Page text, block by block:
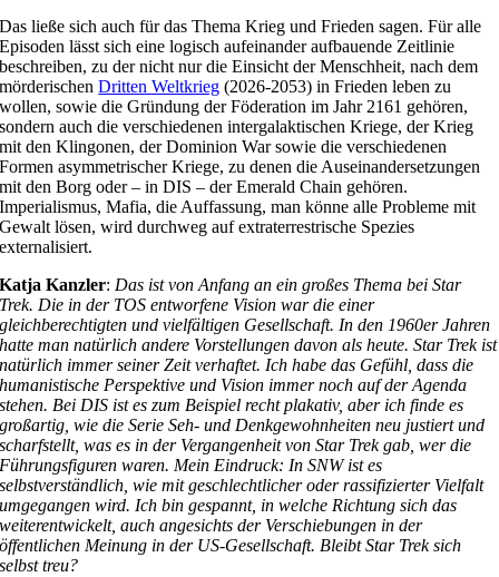
Das ließe sich auch für das Thema Krieg und Frieden sagen. Für alle
Episoden lässt sich eine logisch aufeinander aufbauende Zeitlinie
beschreiben, zu der nicht nur die Einsicht der Menschheit, nach dem
mörderischenDritten Weltkrieg (2026-2053) in Frieden leben zu
wollen, sowie die Gründung der Föderation im Jahr 2161 gehören,
sondern auch die verschiedenen intergalaktischen Kriege, der Krieg
mit den Klingonen, der Dominion War sowie die verschiedenen
Formen asymmetrischer Kriege, zu denen die Auseinandersetzungen
mit den Borg oder – in DIS – der Emerald Chain gehören.
Imperialismus, Mafia, die Auffassung, man könne alle Probleme mit
Gewalt lösen, wird durchweg auf extraterrestrische Spezies
externalisiert.
Katja Kanzler: Das ist von Anfang an ein großes Thema bei Star
Trek. Die in der TOS entworfene Vision war die einer
gleichberechtigten und vielfältigen Gesellschaft. In den 1960er Jahren
hatte man natürlich andere Vorstellungen davon als heute. Star Trek ist
natürlich immer seiner Zeit verhaftet. Ich habe das Gefühl, dass die
humanistische Perspektive und Vision immer noch auf der Agenda
stehen. Bei DIS ist es zum Beispiel recht plakativ, aber ich finde es
großartig, wie die Serie Seh- und Denkgewohnheiten neu justiert und
scharfstellt, was es in der Vergangenheit von Star Trek gab, wer die
Führungsfiguren waren. Mein Eindruck: In SNW ist es
selbstverständlich, wie mit geschlechtlicher oder rassifizierter Vielfalt
umgegangen wird. Ich bin gespannt, in welche Richtung sich das
weiterentwickelt, auch angesichts der Verschiebungen in der
öffentlichen Meinung in der US-Gesellschaft. Bleibt Star Trek sich
selbst treu?